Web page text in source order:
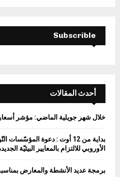
Subscrible
أحدث المقالات
خلال شهر جويلية الماضي: مؤشر أسعار
بداية من 12 أوت : دعوة
الأوروبي للالتزام بالمعايير البيئيّة
برمجة عديد الأنشطة والمعارض